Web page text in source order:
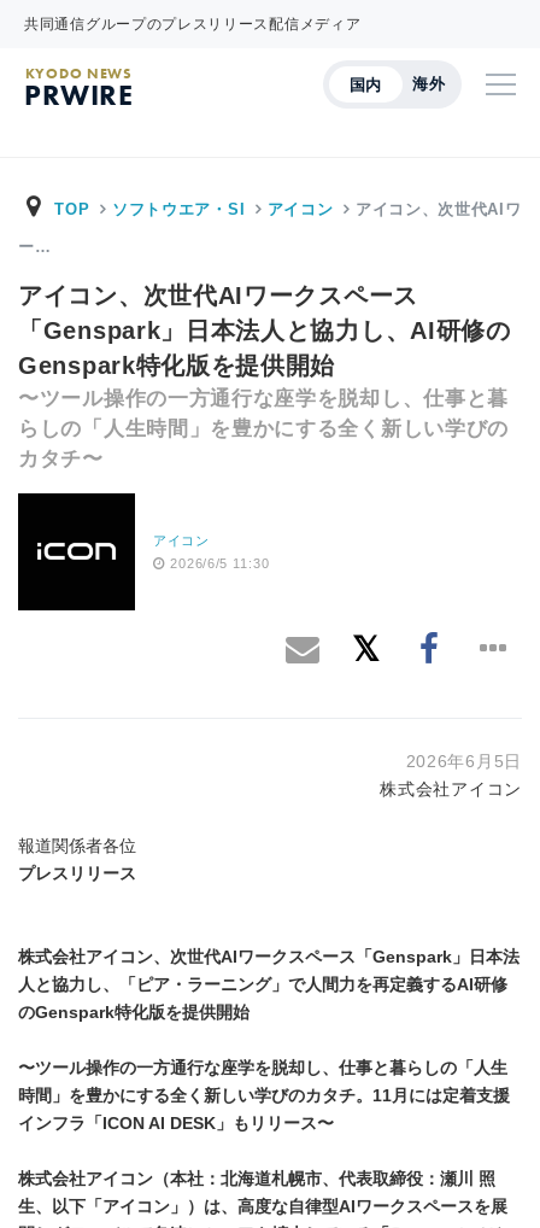
共同通信グループのプレスリリース配信メディア
国内 海外
KYODO NEWS
PRWIRE
TOP ソフトウエア・SI アイコン アイコン、次世代AIワ
ー…
アイコン、次世代AIワークスペース
「Genspark」日本法人と協力し、AI研修の
Genspark特化版を提供開始
〜ツール操作の一方通行な座学を脱却し、仕事と暮
らしの「人生時間」を豊かにする全く新しい学びの
カタチ〜
アイコン
2026/6/5 11:30
2026年6月5日
株式会社アイコン
報道関係者各位
プレスリリース
株式会社アイコン、次世代AI ワークスペース「 Genspark 」日本法
人と協力し、「ピア・ラーニング」で人間力を再定義するAI 研修
のGenspark特化版を提供開始
〜ツール操作の一方通行な座学を脱却し、仕事と暮らしの「人生
時間」を豊かにする全く新しい学びのカタチ。 11月には定着支援
インフラ「 ICON AI DESK 」もリリース〜
株式会社アイコン（本社：北海道札幌市、代表取締役：瀬川 照
生、以下「アイコン」）は、高度な自律型AI ワークスペースを展